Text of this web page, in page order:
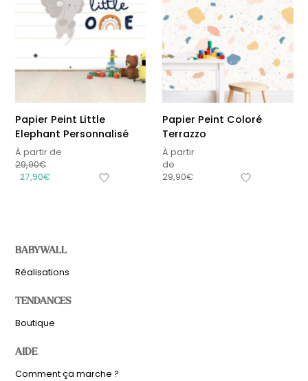
Papier Peint Little
Elephant Personnalisé
À partir de
29,90€
27,90€
Papier Peint Coloré
Terrazzo
À partir
de
29,90€
BABYWALL
Réalisations
TENDANCES
Boutique
AIDE
Comment ça marche ?